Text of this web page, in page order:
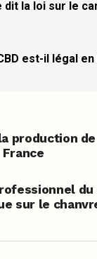
dit la loi sur le
est-il légal
production
du
sur le